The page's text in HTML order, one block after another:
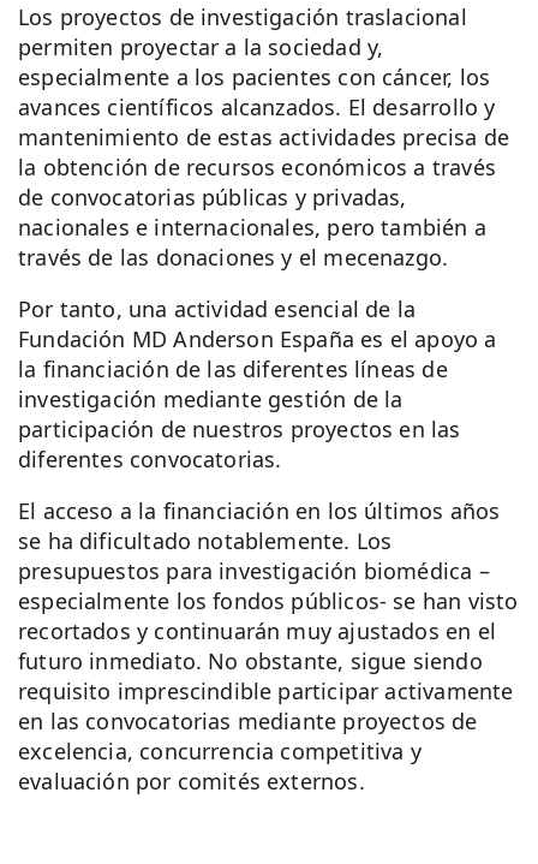
Los proyectos de investigación traslacional
permiten proyectar a la sociedad y,
especialmente a los pacientes con cáncer, los
avances científicos alcanzados. El desarrollo y
mantenimiento de estas actividades precisa de
la obtención de recursos económicos a través
de convocatorias públicas y privadas,
nacionales e internacionales, pero también a
través de las donaciones y el mecenazgo.
Por tanto, una actividad esencial de la
Fundación MD Anderson España es el apoyo a
la financiación de las diferentes líneas de
investigación mediante gestión de la
participación de nuestros proyectos en las
diferentes convocatorias.
El acceso a la financiación en los últimos años
se ha dificultado notablemente. Los
presupuestos para investigación biomédica –
especialmente los fondos públicos- se han visto
recortados y continuarán muy ajustados en el
futuro inmediato. No obstante, sigue siendo
requisito imprescindible participar activamente
en las convocatorias mediante proyectos de
excelencia, concurrencia competitiva y
evaluación por comités externos.